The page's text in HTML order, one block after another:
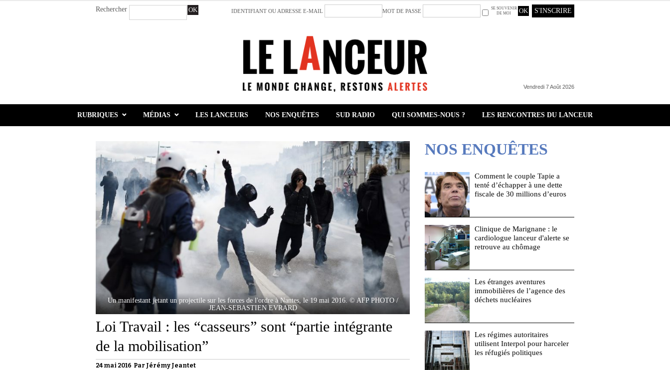
IDENTIFIANT OU ADRESSE E-MAIL MOT DE PASSE
SE SOUVENIR
DE MOI
S'INSCRIRE
Rechercher OK
Vendredi 7 Août 2026
RUBRIQUES MÉDIAS LES LANCEURS NOS ENQUÊTES SUD RADIO QUI SOMMES-NOUS ? LES RENCONTRES DU LANCEUR
Un manifestant jetant un projectile sur les forces de l'ordre à Nantes, le 19 mai 2016. © AFP PHOTO /
JEAN-SEBASTIEN EVRARD
Loi Travail : les “casseurs” sont “partie intégrante
de la mobilisation”
24 mai 2016 Par Jérémy Jeantet
NOS ENQUÊTES
Comment le couple Tapie a
tenté d’échapper à une dette
fiscale de 30 millions d’euros
Clinique de Marignane : le
cardiologue lanceur d'alerte se
retrouve au chômage
Les étranges aventures
immobilières de l’agence des
déchets nucléaires
Les régimes autoritaires
utilisent Interpol pour harceler
les réfugiés politiques